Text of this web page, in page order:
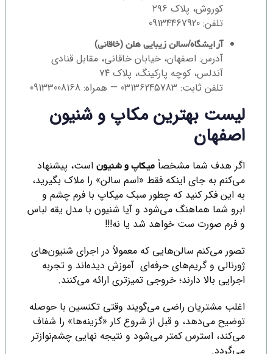
کوروش، پلاک ۲۹۶
تلفن: 09134467920
آرایشگاه/سالن زیبایی هلن (خاقانی)
آدرس: اصفهان، خیابان خاقانی، مقابل قنادی
آندلس، کوچه پارکینگ، پلاک ۷۴
تلفن ثابت: 03136245783 — همراه: 09133008168
لیست بهترین مکاپ و شنیون
اصفهان
اگر هدف شما مشخصاً میکاپ و شنیون است، پیشنهاد
می‌کنم به جای اینکه فقط «اسم سالن» را ملاک بگیرید،
به این فکر کنید که چطور سبک میکاپ با فرم چشم و
ابرو شما هماهنگ می‌شود و آیا شنیون با مدل یقه لباس
و فرم صورت ست خواهد شد یا نه!!!
تصور می‌کنم سالن‌هایی که معمولاً در اجرای شنیون‌های
ژورنالی و گریم‌های حرفه‌ای آموزش دیده‌اند و تجربه
اجرایی بالا دارند؛ خروجی تمیزتری ارائه می‌کنند.
اغلب مشتریان راضی می‌گویند وقتی تکنسین با حوصله
توضیح می‌دهد، و قبل از شروع کار «گزینه‌ها» را شفاف
می‌کند، استرس کمتر می‌شود و نتیجه نهایی چشم‌نوازتر
می‌گردد.